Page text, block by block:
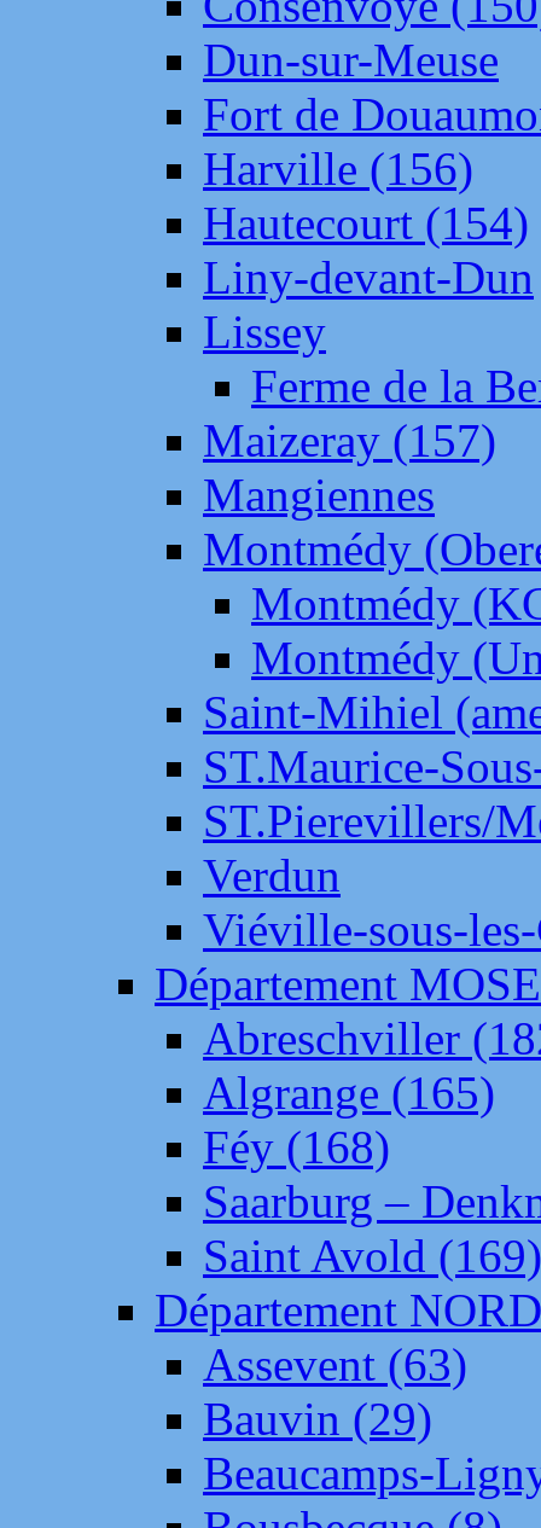
Dun-sur-Meuse
Fort de
Harville (156)
Hautecourt (154)
Liny-devant-Dun
Lissey
Ferme de la
Maizeray (157)
Mangiennes
Montmédy
Montmédy
Montmédy
Saint-Mihiel
ST.Maurice-
ST.Pierevillers/
Verdun
Viéville-sous-
Département
Abreschviller
Algrange (165)
Féy (168)
Saarburg –
Saint Avold (169)
Département NORD
Assevent (63)
Bauvin (29)
Beaucamps-